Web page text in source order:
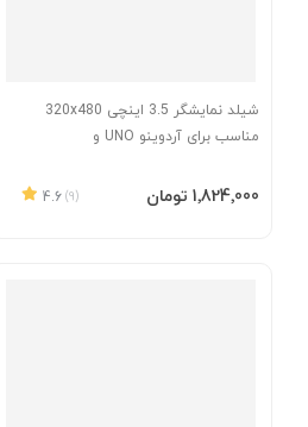
شیلد نمایشگر 3.5 اینچی 320x480
مناسب برای آردوینو UNO و
4.6
(9) ‎1٬824٬000 تومان
افزودن به سبد